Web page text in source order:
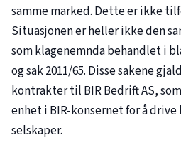
samme marked. Dette er ikke
Situasjonen er heller ikke den
som klagenemnda behandlet i
og sak2011/65. Disse sakene
kontrakter til BIR Bedrift AS,
enhet i BIR-konsernet for å
selskaper.